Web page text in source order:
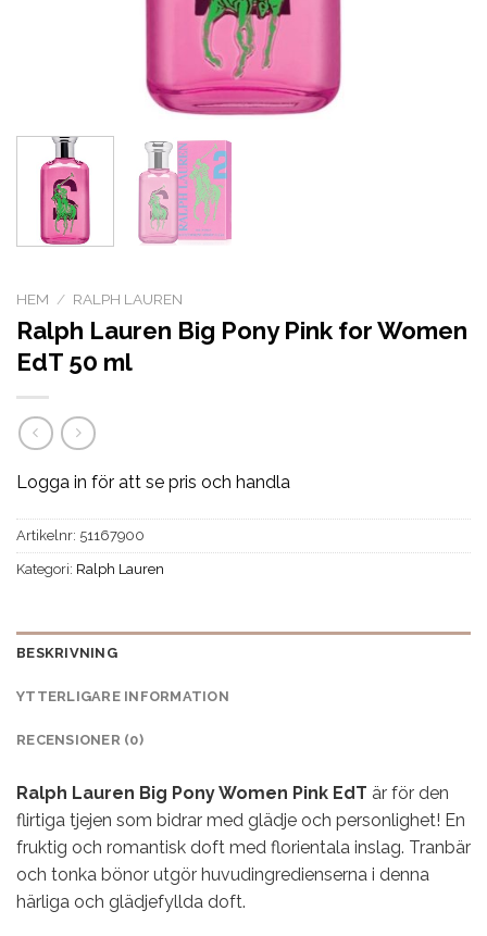
HEM / RALPH LAUREN
Ralph Lauren Big Pony Pink for Women
EdT 50 ml
Logga in för att se pris och handla
Artikelnr: 51167900
Kategori: Ralph Lauren
BESKRIVNING
YTTERLIGARE INFORMATION
RECENSIONER (0)
Ralph Lauren Big Pony Women Pink EdT är för den
flirtiga tjejen som bidrar med glädje och personlighet! En
fruktig och romantisk doft med florientala inslag. Tranbär
och tonka bönor utgör huvudingredienserna i denna
härliga och glädjefyllda doft.